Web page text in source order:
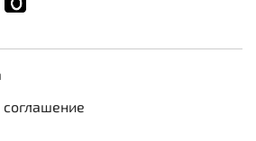
соглашение